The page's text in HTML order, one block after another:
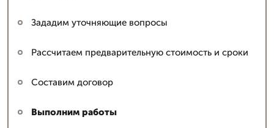
Зададим уточняющие вопросы
Рассчитаем предварительную стоимость и сроки
Составим договор
Выполним работы